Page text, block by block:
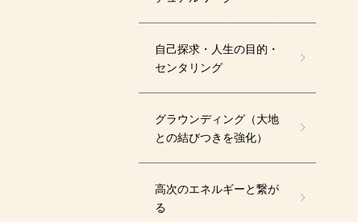
自己探求・人生の目的・
センタリング
グラウンディング（大地
との結びつきを強化）
高次のエネルギーと繋が
る